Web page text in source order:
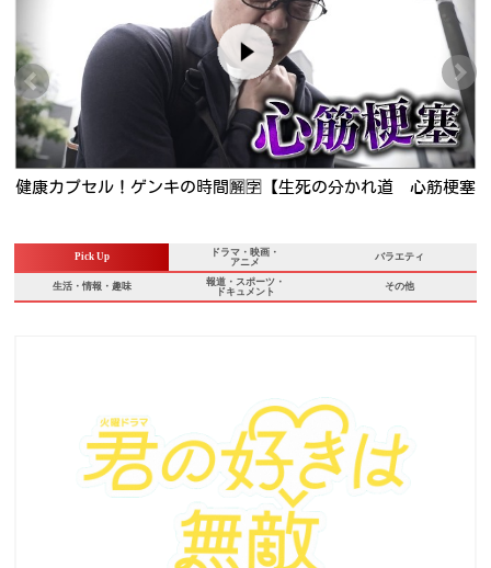
健康カプセル！ゲンキの時間🈖🈑【生死の分かれ道 心筋梗塞
Pick Up
ドラマ・映画・
アニメ
バラエティ
生活・情報・趣味
報道・スポーツ・
ドキュメント
その他